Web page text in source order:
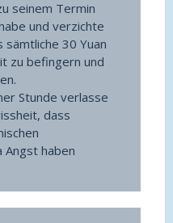
seinem Termin
und verzichte
30 Yuan
zu befingern und
Stunde verlasse
dass
Angst haben